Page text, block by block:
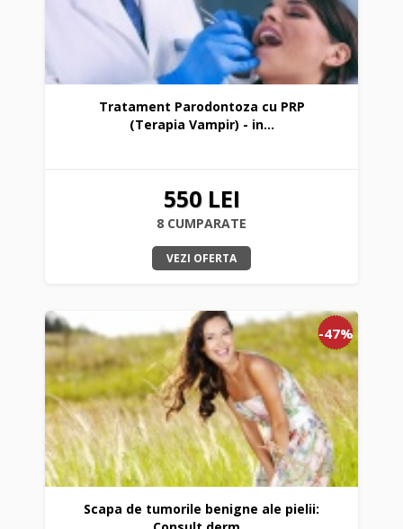
Tratament Parodontoza cu PRP
(Terapia Vampir) - in...
550 LEI
8 CUMPARATE
VEZI OFERTA
-47%
Scapa de tumorile benigne ale pielii: